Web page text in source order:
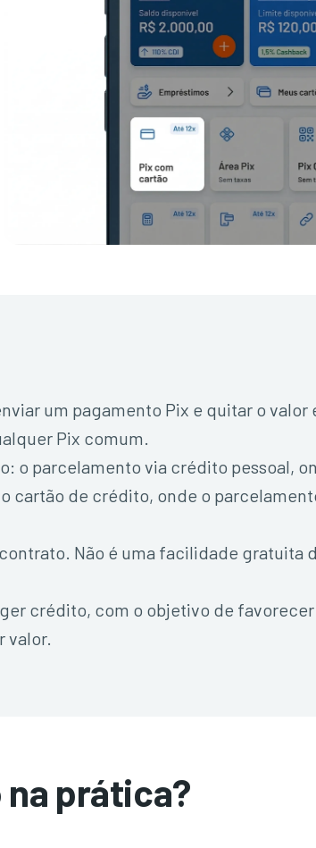
um pagamento Pix e quitar o valor
Pix comum.
o parcelamento via crédito pessoal,
cartão de crédito, onde o
Não é uma facilidade gratuita
crédito, com o objetivo de
valor.
na prática?